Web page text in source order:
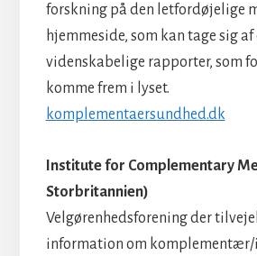
forskning på den letfordøjelige
hjemmeside, som kan tage sig
videnskabelige rapporter, som
komme frem i lyset.
komplementaersundhed.dk
Institute for Complementary
Storbritannien)
Velgørenhedsforening der
information om